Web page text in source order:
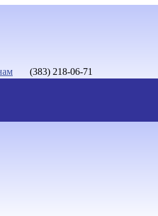
(383) 218-06-71